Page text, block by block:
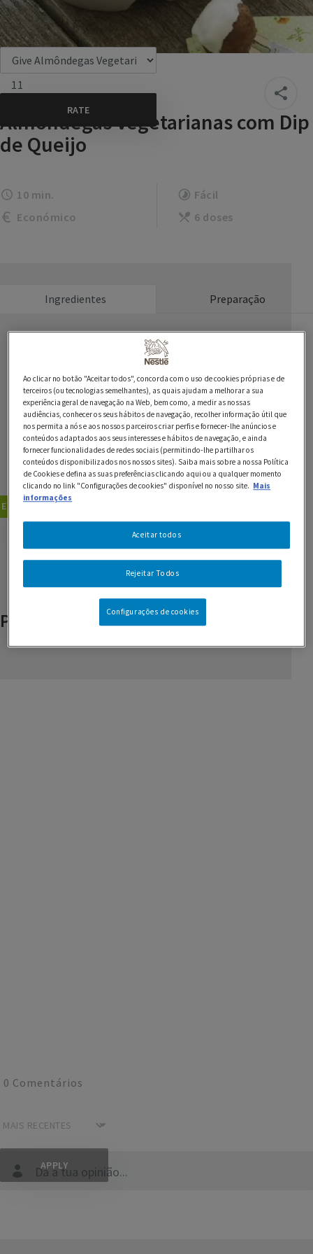
11
Almôndegas Vegetarianas com Dip
de Queijo
10 min.
Fácil
Económico
6 doses
Ingredientes Preparação
1 embalagem de Almôndegas Vegetarianas GARDEN
GOURMET
100 g de queijo branco cremoso para barrar
1 iogurte Yaos Natural NESTLÉ
algumas gotas de molho MAGGI q.b.
Entradas Salgados
Produtos relacionados
Dá a tua opinião...
0 Comentários
Ao clicar no botão "Aceitar todos", concorda com o uso de cookies próprias e de
terceiros (ou tecnologias semelhantes), as quais ajudam a melhorar a sua
experiência geral de navegação na Web, bem como, a medir as nossas
audiências, conhecer os seus hábitos de navegação, recolher informação útil que
nos permita a nós e aos nossos parceiros criar perfis e fornecer-lhe anúncios e
conteúdos adaptados aos seus interesses e hábitos de navegação, e ainda
fornecer funcionalidades de redes sociais (permitindo-lhe partilhar os
conteúdos disponibilizados nos nossos sites). Saiba mais sobre a nossa Política
de Cookies e defina as suas preferências clicando aqui ou a qualquer momento
clicando no link "Configurações de cookies" disponível no nosso site. Mais
informações
Rejeitar Todos
Aceitar todos
Configurações de cookies